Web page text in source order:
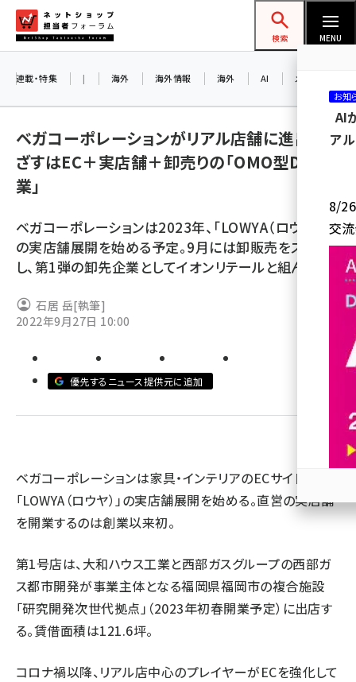
ン
ネットショップ担当者フォーラム
検索 MENU
楽天 (1878)
ecbeing (1213)
アスクル (1126)
base (1085)
ビィ・フォアード (786)
revico (746)
連載・特集 | 海外 海外情報 海外 AI メタバース
ベガコーポレーションがリアル店舗に進出、め
ざすはEC＋実店舗＋卸売りの「OMO型D2C企
業」
ベガコーポレーションは2023年、「LOWYA（ロウヤ）」
の実店舗展開を始める予定。9月には卸販売をスタート
し、第1弾の卸先企業としてイオンリテールと組んだ
石居 岳[執筆]
2022年9月27日 10:00
優先するニュース提供元に追加
ベガコーポレーションは家具・インテリアのECサイト
「LOWYA（ロウヤ）」の実店舗展開を始める。直営の実店舗
を開業するのは創業以来初。
第1号店は、大和ハウス工業と西部ガスグループの西部ガ
ス都市開発が事業主体となる福岡県福岡市の複合施設
「研究開発次世代拠点」（2023年初春開業予定）に出店す
る。賃借面積は121.6坪。
コロナ禍以降、リアル店中心のプレイヤーがECを強化して
お知
AI
ア
8/26
交
参